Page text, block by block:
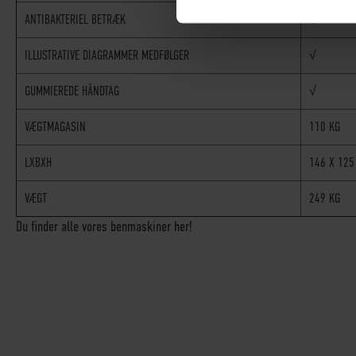
ANTIBAKTERIEL BETRÆK √
ILLUSTRATIVE DIAGRAMMER MEDFØLGER √
GUMMIEREDE HÅNDTAG √
VÆGTMAGASIN 110 KG
LXBXH 146 X
VÆGT 249 KG
Du finder alle vores benmaskiner her!